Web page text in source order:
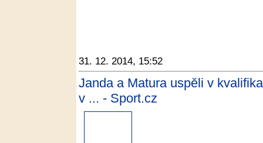
31. 12. 2014, 15:52
Janda a Matura uspěli v
v ... - Sport.cz